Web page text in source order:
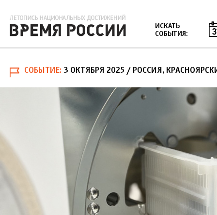
ИСКАТЬ
СОБЫТИЯ:
СОБЫТИЕ 3 ОКТЯБРЯ 2025 / РОССИЯ,